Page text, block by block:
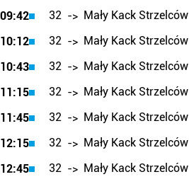
09:42
32 -> Mały Kack Strzelców
10:12
32 -> Mały Kack Strzelców
10:43
32 -> Mały Kack Strzelców
11:15
32 -> Mały Kack Strzelców
11:45
32 -> Mały Kack Strzelców
12:15
32 -> Mały Kack Strzelców
12:45
32 -> Mały Kack Strzelców